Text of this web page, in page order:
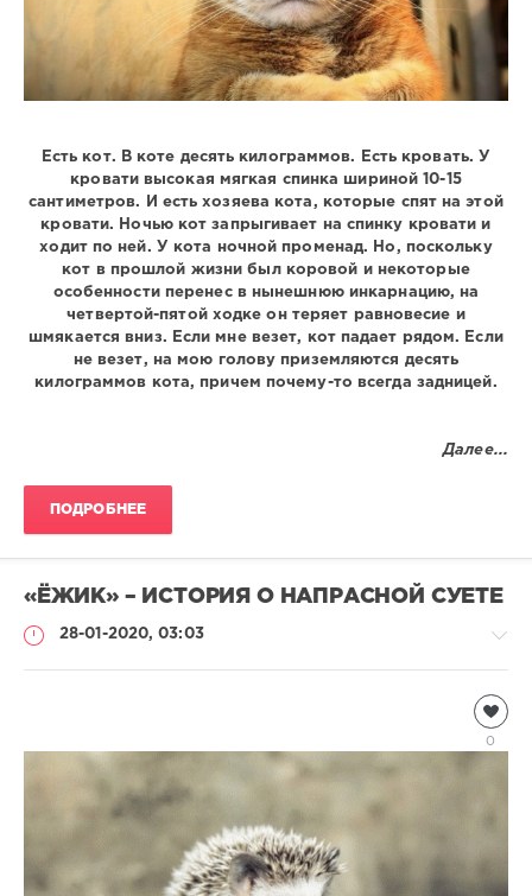
Есть кот. В коте десять килограммов. Есть кровать. У
кровати высокая мягкая спинка шириной 10-15
сантиметров. И есть хозяева кота, которые спят на этой
кровати. Ночью кот запрыгивает на спинку кровати и
ходит по ней. У кота ночной променад. Но, поскольку
кот в прошлой жизни был коровой и некоторые
особенности перенес в нынешнюю инкарнацию, на
четвертой-пятой ходке он теряет равновесие и
шмякается вниз. Если мне везет, кот падает рядом. Если
не везет, на мою голову приземляются десять
килограммов кота, причем почему-то всегда задницей.
Далее...
ПОДРОБНЕЕ
«ЁЖИК» – ИСТОРИЯ О НАПРАСНОЙ СУЕТЕ
28-01-2020, 03:03
0